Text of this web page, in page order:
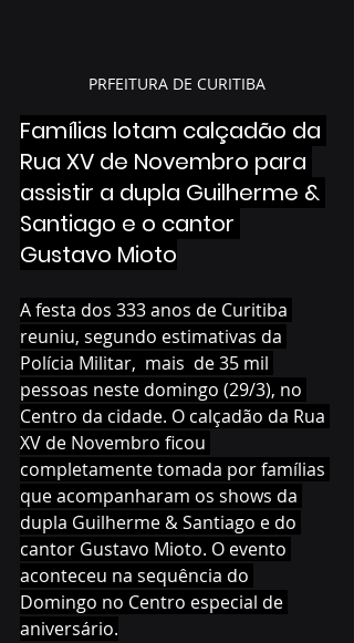
PRFEITURA DE CURITIBA
Famílias lotam calçadão da
Rua XV de Novembro para
assistir a dupla Guilherme &
Santiago e o cantor
Gustavo Mioto
A festa dos 333 anos de Curitiba
reuniu, segundo estimativas da
Polícia Militar,  mais  de 35 mil
pessoas neste domingo (29/3), no
Centro da cidade. O calçadão da Rua
XV de Novembro ficou
completamente tomada por famílias
que acompanharam os shows da
dupla Guilherme & Santiago e do
cantor Gustavo Mioto. O evento
aconteceu na sequência do
Domingo no Centro especial de
aniversário.